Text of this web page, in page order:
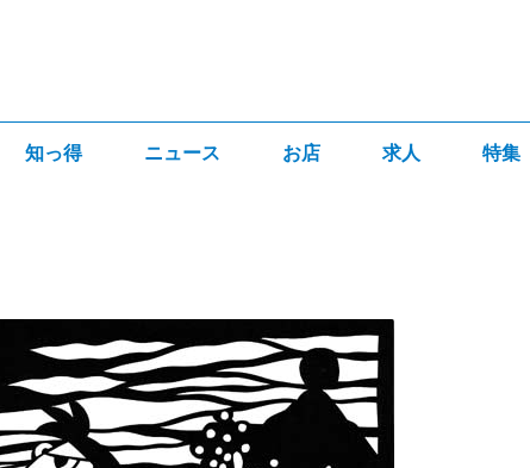
知っ得 ニュース お店 求人 特集